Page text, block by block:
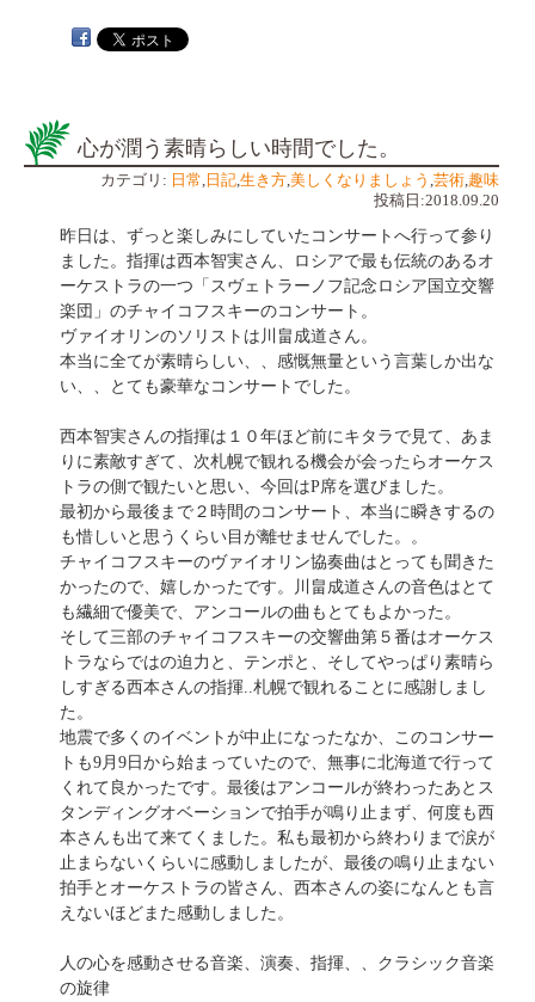
心が潤う素晴らしい時間でした。
カテゴリ: 日常, 日記,生き方,美しくなりましょう ,芸術,趣味
投稿日:2018.09.20
昨日は、ずっと楽しみにしていたコンサートへ行って参り
ました。指揮は西本智実さん、ロシアで最も伝統のあるオ
ーケストラの一つ「スヴェトラーノフ記念ロシア国立交響
楽団」のチャイコフスキーのコンサート。
ヴァイオリンのソリストは川畠成道さん。
本当に全てが素晴らしい、、感慨無量という言葉しか出な
い、、とても豪華なコンサートでした。
西本智実さんの指揮は１０年ほど前にキタラで見て、あま
りに素敵すぎて、次札幌で観れる機会が会ったらオーケス
トラの側で観たいと思い、今回はP席を選びました。
最初から最後まで２時間のコンサート、本当に瞬きするの
も惜しいと思うくらい目が離せませんでした。。
チャイコフスキーのヴァイオリン協奏曲はとっても聞きた
かったので、嬉しかったです。川畠成道さんの音色はとて
も繊細で優美で、アンコールの曲もとてもよかった。
そして三部のチャイコフスキーの交響曲第５番はオーケス
トラならではの迫力と、テンポと、そしてやっぱり素晴ら
しすぎる西本さんの指揮..札幌で観れることに感謝しまし
た。
地震で多くのイベントが中止になったなか、このコンサー
トも9月9日から始まっていたので、無事に北海道で行って
くれて良かったです。最後はアンコールが終わったあとス
タンディングオベーションで拍手が鳴り止まず、何度も西
本さんも出て来てくました。私も最初から終わりまで涙が
止まらないくらいに感動しましたが、最後の鳴り止まない
拍手とオーケストラの皆さん、西本さんの姿になんとも言
えないほどまた感動しました。
人の心を感動させる音楽、演奏、指揮、、クラシック音楽
の旋律